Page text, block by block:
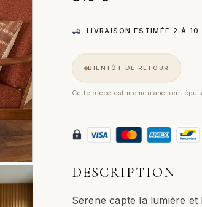
LIVRAISON ESTIMÉE 2 À 10
BIENTÔT DE RETOUR
Cette pièce est momentanément
DESCRIPTION
Serene capte la lumière